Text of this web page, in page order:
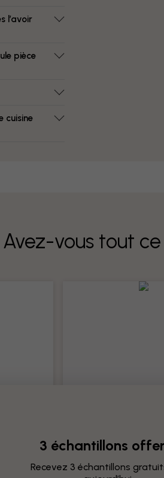
l’avoir
pièce
cuisine
Avez-vous tout ce
votre
Outils pour
Information produit
3 échantillons
Recevez 3 échantillons